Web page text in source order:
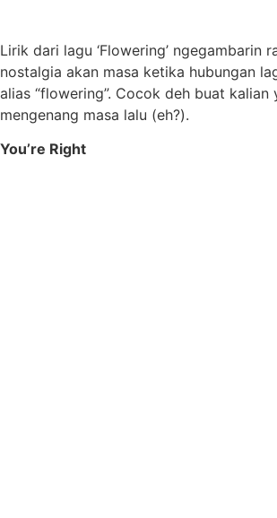
Lirik dari lagu ‘Flowering’ ngegambarin
nostalgia akan masa ketika hubungan
alias “flowering”. Cocok deh buat kalian
mengenang masa lalu (eh?).
You’re Right